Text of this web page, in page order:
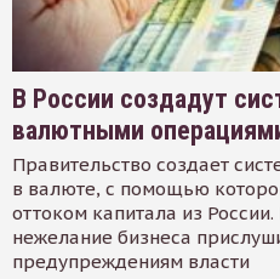
В России создадут
валютными
Правительство создает
в валюте, с помощью
оттоком капитала из
нежелание бизнеса
предупреждениям власти